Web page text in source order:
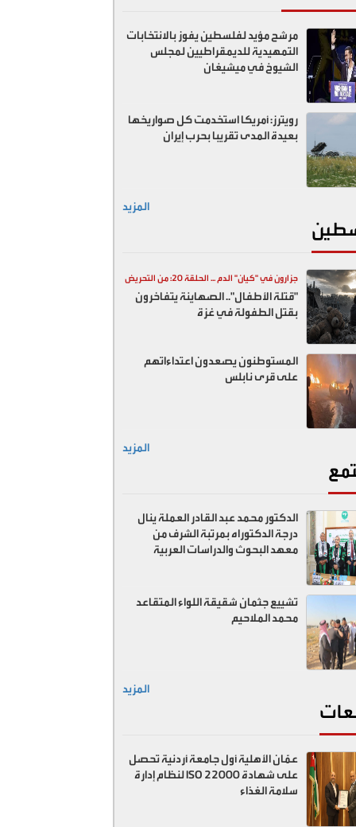
مرشح مؤيد لفلسطين يفوز بالانتخابات
التمهيدية للديمقراطيين لمجلس
الشيوخ في ميشيغان
رويترز: أمريكا استخدمت كل صواريخها
بعيدة المدى تقريبا بحرب إيران
المزيد
جزارون في "كيان" الدم ... الحلقة 20: من التحريض
السياسي إلى المقابر الجماعية
"قتلة الأطفال".. الصهاينة يتفاخرون
بقتل الطفولة في غزة
المستوطنون يصعدون اعتداءاتهم
على قرى نابلس
المزيد
الدكتور محمد عبد القادر العملة ينال
درجة الدكتوراه بمرتبة الشرف من
معهد البحوث والدراسات العربية
تشييع جثمان شقيقة اللواء المتقاعد
محمد الملاحيم
المزيد
عمّان الأهلية أول جامعة أردنية تحصل
على شهادة ISO 22000 لنظام إدارة
سلامة الغذاء